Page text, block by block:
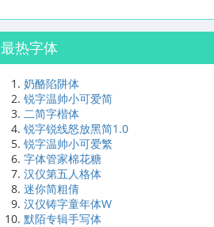
最热字体
奶酪陷阱体
锐字温帅小可爱简
二简字楷体
锐字锐线怒放黑简1.0
锐字温帅小可爱繁
字体管家棉花糖
汉仪第五人格体
迷你简粗倩
汉仪铸字童年体W
默陌专辑手写体